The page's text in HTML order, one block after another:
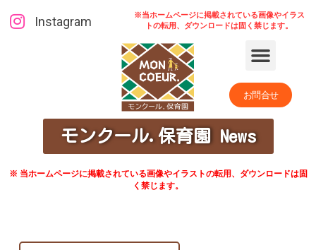
Instagram
※当ホームページに掲載されている画像やイラス
トの転用、ダウンロードは固く禁じます。
お問合せ
モンクール.保育園 News
※ 当ホームページに掲載されている画像やイラストの転用、ダウンロードは固
く禁じます。